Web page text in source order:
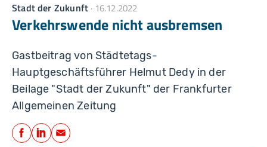
Stadt der Zukunft 16.12.2022
Verkehrswende nicht ausbremsen
Gastbeitrag von Städtetags-
Hauptgeschäftsführer Helmut Dedy in der
Beilage "Stadt der Zukunft" der Frankfurter
Allgemeinen Zeitung
Teilen
Facebook
LinkedIn
E-Mail